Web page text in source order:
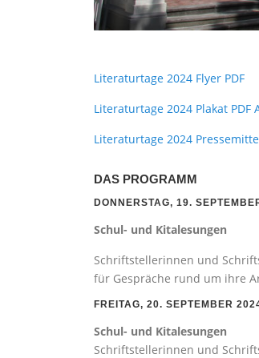
Literaturtage 2024 Flyer PDF
Literaturtage 2024 Plakat PDF
Literaturtage 2024
DAS PROGRAMM
DONNERSTAG, 19.
Schul- und Kitalesungen
Schriftstellerinnen und
für Gespräche rund um ihre
FREITAG, 20. SEPTEMBER
Schul- und Kitalesungen
Schriftstellerinnen und